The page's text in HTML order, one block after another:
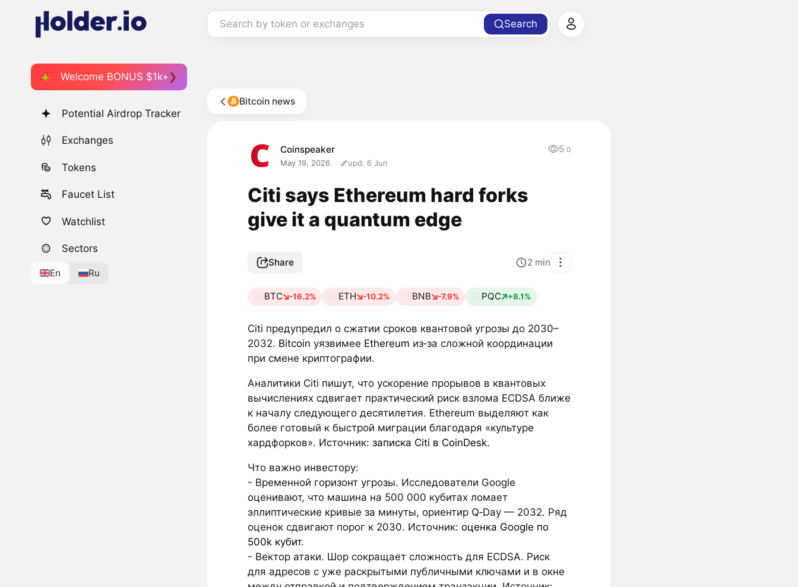
Search by token or exchanges Search
Welcome BONUS $1k+
Potential Airdrop Tracker
Exchanges
Tokens
Faucet List
Watchlist
Sectors
En Ru
Bitcoin news
Coinspeaker
May 19, 2026 upd. 6 Jun
5 0
Citi says Ethereum hard forks
give it a quantum edge
Share 2 min
BTC -16.2% ETH -10.2% BNB -7.9% PQC +8.1%
Citi предупредил о сжатии сроков квантовой угрозы до 2030–
2032. Bitcoin уязвимее Ethereum из‑за сложной координации
при смене криптографии.
Аналитики Citi пишут, что ускорение прорывов в квантовых
вычислениях сдвигает практический риск взлома ECDSA ближе
к началу следующего десятилетия. Ethereum выделяют как
более готовый к быстрой миграции благодаря «культуре
хардфорков». Источник: записка Citi в CoinDesk.
Что важно инвестору:
- Временной горизонт угрозы. Исследователи Google
оценивают, что машина на 500 000 кубитах ломает
эллиптические кривые за минуты, ориентир Q‑Day — 2032. Ряд
оценок сдвигают порог к 2030. Источник: оценка Google по
500k кубит.
- Вектор атаки. Шор сокращает сложность для ECDSA. Риск
для адресов с уже раскрытыми публичными ключами и в окне